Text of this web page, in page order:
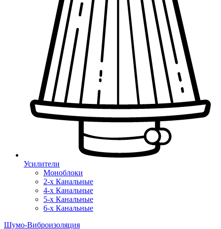
Усилители
Моноблоки
2-х Канальные
4-х Канальные
5-х Канальные
6-х Канальные
Шумо-Виброизоляция